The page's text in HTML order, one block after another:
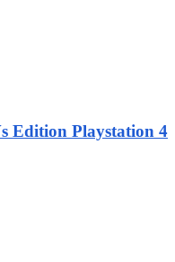
Edition Playstation 4